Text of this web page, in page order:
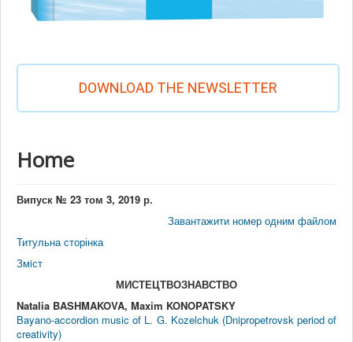
DOWNLOAD THE NEWSLETTER
Home
Випуск № 23 том 3, 2019 р.
Завантажити номер одним файлом
Титульна сторінка
Змiст
МИСТЕЦТВОЗНАВСТВО
Natalia BASHMAKOVA, Maxim KONOPATSKY
Bayano-accordion music of L. G. Kozelchuk (Dnipropetrovsk period of
creativity)